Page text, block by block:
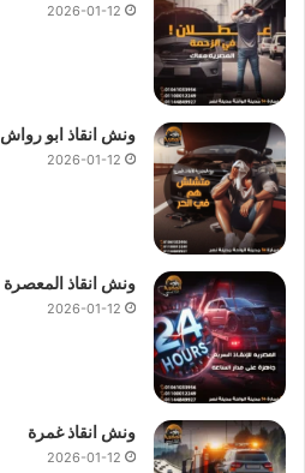
2026-01-12
ونش انقاذ ابو رواش
2026-01-12
ونش انقاذ المعصرة
2026-01-12
ونش انقاذ غمرة
2026-01-12